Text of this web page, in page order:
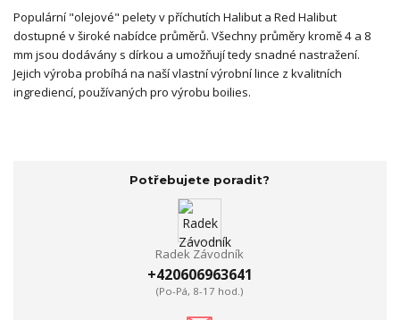
Populární "olejové" pelety v příchutích Halibut a Red Halibut
dostupné v široké nabídce průměrů. Všechny průměry kromě 4 a 8
mm jsou dodávány s dírkou a umožňují tedy snadné nastražení.
Jejich výroba probíhá na naší vlastní výrobní lince z kvalitních
ingrediencí, používaných pro výrobu boilies.
Potřebujete poradit?
Radek Závodník
+420606963641
(Po-Pá, 8-17 hod.)